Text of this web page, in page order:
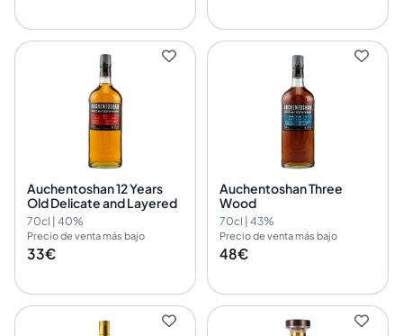
Auchentoshan 12 Years
Old Delicate and Layered
70cl | 40%
Precio de venta más bajo
33€
Auchentoshan Three
Wood
70cl | 43%
Precio de venta más bajo
48€